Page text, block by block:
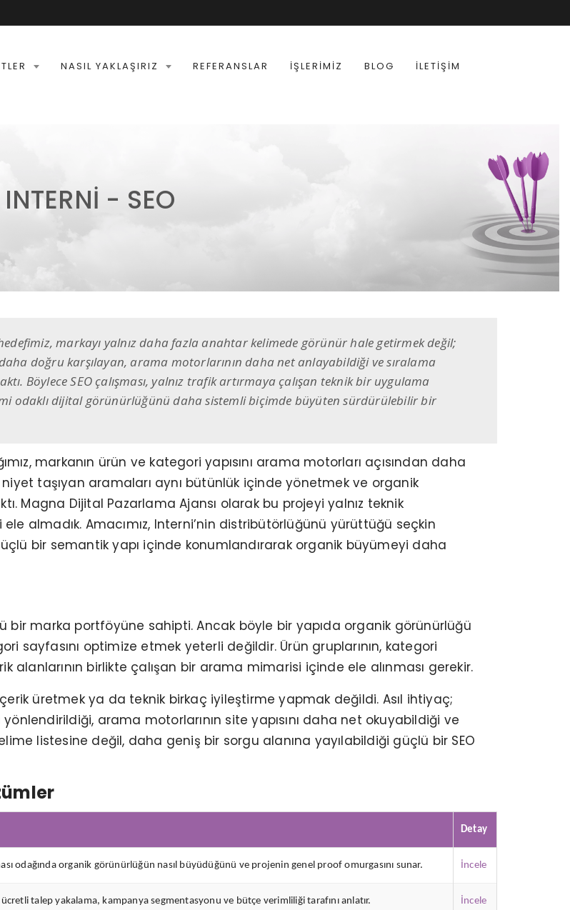
NASIL YAKLAŞIRIZ REFERANSLAR İŞLERIMIZ BLOG İLETIŞIM
INTERNI - SEO
markayı yalnız daha fazla anahtar kelimede görünür hale getirmek değil;
doğru karşılayan, arama motorlarının daha net anlayabildiği ve sıralama
Böylece SEO çalışması, yalnız trafik artırmaya çalışan teknik bir uygulama
odaklı dijital görünürlüğünü daha sistemli biçimde büyüten sürdürülebilir bir
markanın ürün ve kategori yapısını arama motorları açısından daha
taşıyan aramaları aynı bütünlük içinde yönetmek ve organik
Magna Dijital Pazarlama Ajansı olarak bu projeyi yalnız teknik
almadık. Amacımız, Interni’nin distribütörlüğünü yürüttüğü seçkin
bir semantik yapı içinde konumlandırarak organik büyümeyi daha
bir marka portföyüne sahipti. Ancak böyle bir yapıda organik görünürlüğü
sayfasını optimize etmek yeterli değildir. Ürün gruplarının, kategori
alanlarının birlikte çalışan bir arama mimarisi içinde ele alınması gerekir.
üretmek ya da teknik birkaç iyileştirme yapmak değildi. Asıl ihtiyaç;
arama motorlarının site yapısını daha net okuyabildiği ve
listesine değil, daha geniş bir sorgu alanına yayılabildiği güçlü bir SEO
Detay
odağında organik görünürlüğün nasıl büyüdüğünü ve projenin genel proof omurgasını sunar. İncele
talep yakalama, kampanya segmentasyonu ve bütçe verimliliği tarafını anlatır. İncele